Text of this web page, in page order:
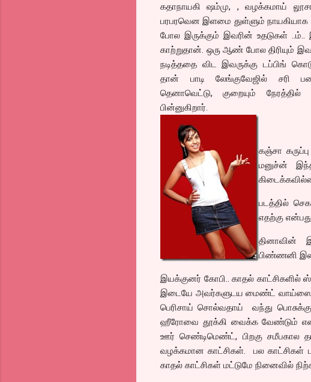
கதாநாயகி ஷம்மு, , வழக்கமாய்
பரபரவென இளமை துள்ளும் நாயகியாக
போல இருக்கும் இவரின் உதடுகள்
காற்றுதான். ஒரு ஆண் போல திரியும்
நடித்ததை விட இவருக்கு டப்பிங்
தான் பாடி லேங்குவேஜில் சரி
தெனாவெட்டு, குறையும்
பின்னுகிறார்.
கஞ்சா
மனுச்ன்
படத்தில்
எதற்கு
தினாவின்
பிண்ணனி
இயக்குனர் கோபி.. காதல் காட்சிகளில்
இடையே அவர்களுடய மைண்ட்
பெரிசாய் சொல்வதாய் வந்து பொசுக்கு,
ஹீரோவை தூக்கி வைக்க வேண்டும்
ஊர் செண்டிமெண்ட், பிறகு சமீபகால
வழக்கமான காட்சிகள். பல காட்சிகள்
காதல் காட்சிகள் மட்டுமே நினைவில்